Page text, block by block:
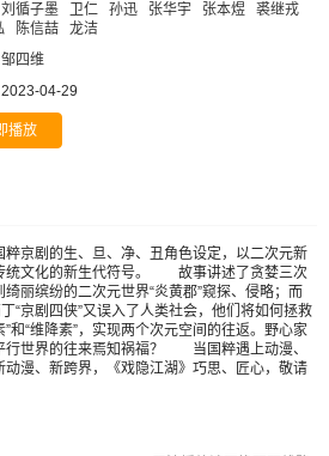
刘循子墨 卫仁 孙迅 张华宇 张本煜
裘继戎
陈信喆
龙洁
邹四维
2023-04-29
播放
京剧的生、旦、净、丑角色设定，以二次元新
统文化的新生代符号。 故事讲述了贪婪三次
丽缤纷的二次元世界“炎黄郡”窥探、侵略；而
“京剧四侠”又误入了人类社会，他们将如何拯救
”和“维降素”，实现两个次元空间的往返。野心家
行世界的往来焉知祸福？ 当国粹遇上动漫、
漫、新跨界，《戏隐江湖》巧思、匠心，敬请